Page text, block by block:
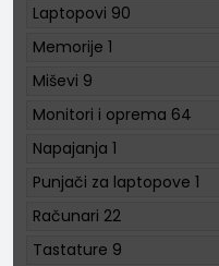
Laptopovi 90
Memorije 1
Miševi 9
Monitori i oprema 64
Napajanja 1
Punjači za laptopove 1
Računari 22
Tastature 9